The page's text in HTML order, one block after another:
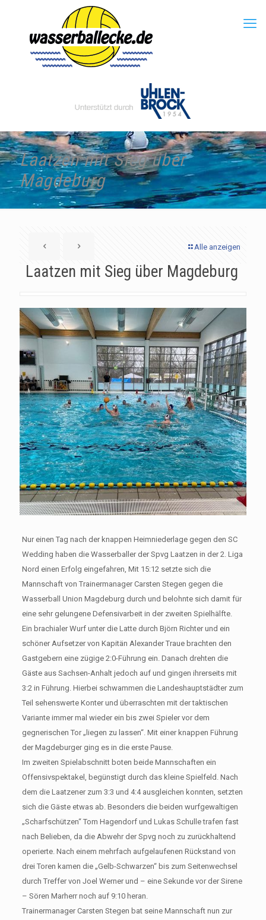
Laatzen mit Sieg über
Magdeburg
Alle anzeigen
Laatzen mit Sieg über Magdeburg
Nur einen Tag nach der knappen Heimniederlage gegen den SC
Wedding haben die Wasserballer der Spvg Laatzen in der 2. Liga
Nord einen Erfolg eingefahren, Mit 15:12 setzte sich die
Mannschaft von Trainermanager Carsten Stegen gegen die
Wasserball Union Magdeburg durch und belohnte sich damit für
eine sehr gelungene Defensivarbeit in der zweiten Spielhälfte.
Ein brachialer Wurf unter die Latte durch Björn Richter und ein
schöner Aufsetzer von Kapitän Alexander Traue brachten den
Gastgebern eine zügige 2:0-Führung ein. Danach drehten die
Gäste aus Sachsen-Anhalt jedoch auf und gingen ihrerseits mit
3:2 in Führung. Hierbei schwammen die Landeshauptstädter zum
Teil sehenswerte Konter und überraschten mit der taktischen
Variante immer mal wieder ein bis zwei Spieler vor dem
gegnerischen Tor „liegen zu lassen“. Mit einer knappen Führung
der Magdeburger ging es in die erste Pause.
Im zweiten Spielabschnitt boten beide Mannschaften ein
Offensivspektakel, begünstigt durch das kleine Spielfeld. Nach
dem die Laatzener zum 3:3 und 4:4 ausgleichen konnten, setzten
sich die Gäste etwas ab. Besonders die beiden wurfgewaltigen
„Scharfschützen“ Tom Hagendorf und Lukas Schulle trafen fast
nach Belieben, da die Abwehr der Spvg noch zu zurückhaltend
operierte. Nach einem mehrfach aufgelaufenen Rückstand von
drei Toren kamen die „Gelb-Schwarzen“ bis zum Seitenwechsel
durch Treffer von Joel Werner und – eine Sekunde vor der Sirene
– Sören Marherr noch auf 9:10 heran.
Trainermanager Carsten Stegen bat seine Mannschaft nun zur